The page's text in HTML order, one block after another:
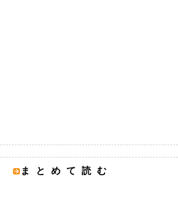
まとめて読む